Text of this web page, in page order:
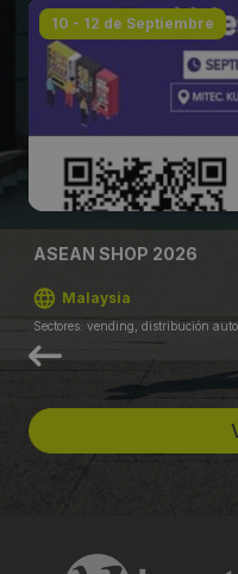
10 - 12 de Septiembre
ASEAN SHOP 2026
Malaysia
Sectores: vending, distribución